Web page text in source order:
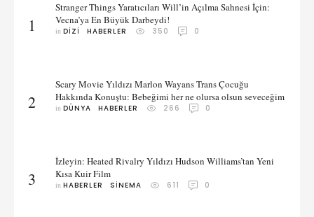
1
Stranger Things Yaratıcıları Will’in Açılma Sahnesi İçin:
Vecna’ya En Büyük Darbeydi!
in DIZI HABERLER 350 0
2
Scary Movie Yıldızı Marlon Wayans Trans Çocuğu
Hakkında Konuştu: Bebeğimi her ne olursa olsun seveceğim
in DÜNYA HABERLER 266 0
3
İzleyin: Heated Rivalry Yıldızı Hudson Williams’tan Yeni
Kısa Kuir Film
in HABERLER SINEMA 611 0